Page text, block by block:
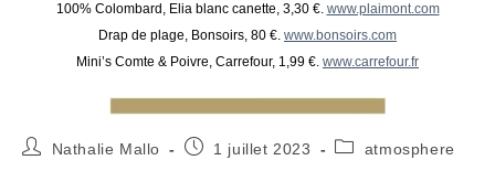
100% Colombard, Elia blanc canette, 3,30 €. www.plaimont.com
Drap de plage, Bonsoirs, 80 €. www.bonsoirs.com
Mini’s Comte & Poivre, Carrefour, 1,99 €. www.carrefour.fr
Auteur/autrice
Nathalie Mallo
Publication
1 juillet 2023
Postatmosphere